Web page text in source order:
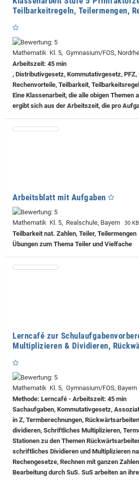
Teilbarkeitregeln, Teilermengen,
Mathematik Kl. 5, Gymnasium/FOS,
Arbeitszeit: 45 min
, Distributivgesetz, Kommutativgesetz,
Rechenvorteile, Teilbarkeit,
Eine Klassenarbeit, die alle obigen Themen
ergibt sich aus der Arbeitszeit, die pro
Arbeitsblatt mit Aufgaben
Mathematik Kl. 5, Realschule, Bayern 30 KB
Teilbarkeit nat. Zahlen, Teiler, Teilermengen
Übungen zum Thema Teiler und Vielfache
Lerncafé zur
Multiplizieren & Dividieren,
Mathematik Kl. 5, Gymnasium/FOS, Bayern
Methode: Lerncafé - Arbeitszeit: 45 min
Sachaufgaben, Kommutativgesetz,
in Z, Termberechnungen,
dividieren, Schriftliches Multiplizieren,
Stationen zu den Themen
schriftliches Dividieren und Multiplizieren
Rechengesetze, Rechnen mit ganzen
Bearbeitung durch SuS. SuS arbeiten an